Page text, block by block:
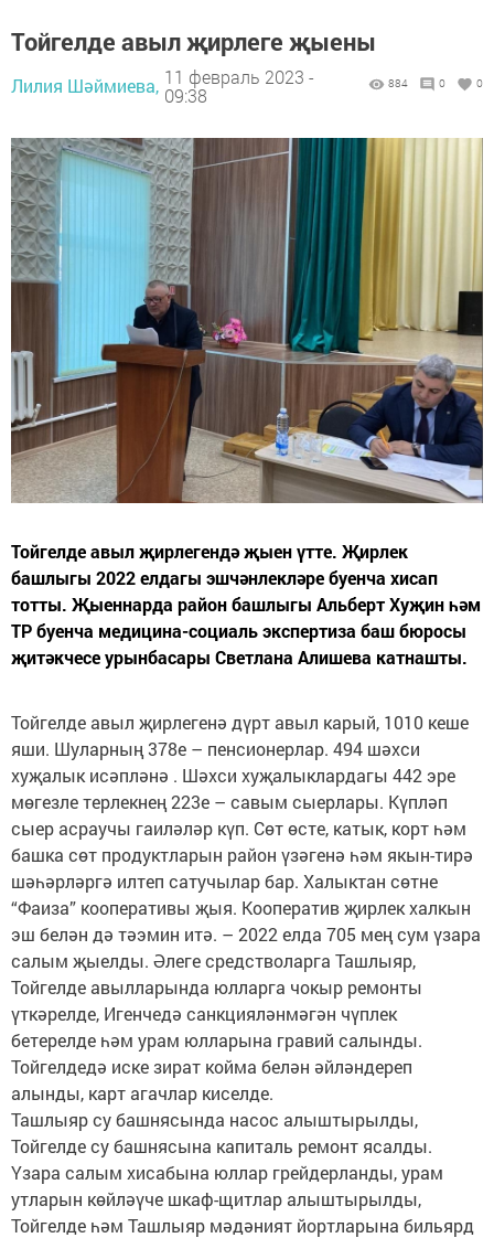
Тойгелде авыл җирлеге җыены
Лилия Шәймиева, 11 февраль 2023 -
09:38
884 0 0
Тойгелде авыл җирлегендә җыен үтте. Җирлек
башлыгы 2022 елдагы эшчәнлекләре буенча хисап
тотты. Җыеннарда район башлыгы Альберт Хуҗин һәм
ТР буенча медицина-социаль экспертиза баш бюросы
җитәкчесе урынбасары Светлана Алишева катнашты.
Тойгелде авыл җирлегенә дүрт авыл карый, 1010 кеше
яши. Шуларның 378е – пенсионерлар. 494 шәхси
хуҗалык исәпләнә . Шәхси хуҗалыклардагы 442 эре
мөгезле терлекнең 223е – савым сыерлары. Күпләп
сыер асраучы гаиләләр күп. Сөт өсте, катык, корт һәм
башка сөт продуктларын район үзәгенә һәм якын-тирә
шәһәрләргә илтеп сатучылар бар. Халыктан сөтне
“Фаиза” кооперативы җыя. Кооператив җирлек халкын
эш белән дә тәэмин итә. – 2022 елда 705 мең сум үзара
салым җыелды. Әлеге средстволарга Ташлыяр,
Тойгелде авылларында юлларга чокыр ремонты
үткәрелде, Игенчедә санкцияләнмәгән чүплек
бетерелде һәм урам юлларына гравий салынды.
Тойгелдедә иске зират койма белән әйләндереп
алынды, карт агачлар киселде.
Ташлыяр су башнясында насос алыштырылды,
Тойгелде су башнясына капиталь ремонт ясалды.
Үзара салым хисабына юллар грейдерланды, урам
утларын көйләүче шкаф-щитлар алыштырылды,
Тойгелде һәм Ташлыяр мәдәният йортларына бильярд